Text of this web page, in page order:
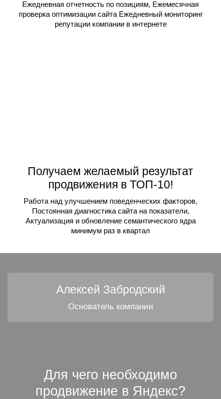
Ежедневная отчетность по позициям, Ежемесячная
проверка оптимизации сайта Ежедневный мониторинг
репутации компании в интернете
Получаем желаемый результат
продвижения в ТОП-10!
Работа над улучшением поведенческих факторов,
Постоянная диагностика сайта на показатели,
Актуализация и обновление семантического ядра
минимум раз в квартал
Для чего необходимо
продвижение в Яндекс?
Алексей Забродский
Основатель компании